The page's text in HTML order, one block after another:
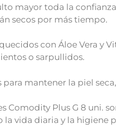
mayor toda la
secos por más tiempo.
con Áloe Vera y
o sarpullidos.
para mantener la piel
Comodity Plus G 8 uni.
la vida diaria y la higiene